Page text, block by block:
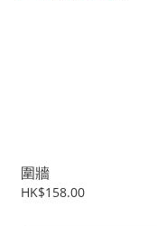
圍牆
HK$158.00